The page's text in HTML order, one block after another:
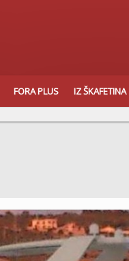
FORA PLUS IZ ŠKAFETINA